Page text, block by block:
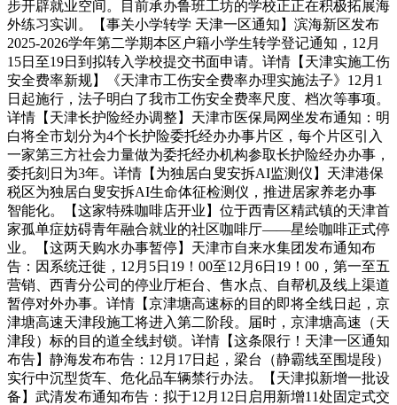
步开辟就业空间。目前承办鲁班工坊的学校正正在积极拓展海
外练习实训。【事关小学转学 天津一区通知】滨海新区发布
2025-2026学年第二学期本区户籍小学生转学登记通知，12月
15日至19日到拟转入学校提交书面申请。详情【天津实施工伤
安全费率新规】《天津市工伤安全费率办理实施法子》12月1
日起施行，法子明白了我市工伤安全费率尺度、档次等事项。
详情【天津长护险经办调整】天津市医保局网坐发布通知：明
白将全市划分为4个长护险委托经办办事片区，每个片区引入
一家第三方社会力量做为委托经办机构参取长护险经办办事，
委托刻日为3年。详情【为独居白叟安拆AI监测仪】天津港保
税区为独居白叟安拆AI生命体征检测仪，推进居家养老办事
智能化。【这家特殊咖啡店开业】位于西青区精武镇的天津首
家孤单症妨碍青年融合就业的社区咖啡厅——星绘咖啡正式停
业。【这两天购水办事暂停】天津市自来水集团发布通知布
告：因系统迁徙，12月5日19！00至12月6日19！00，第一至五
营销、西青分公司的停业厅柜台、售水点、自帮机及线上渠道
暂停对外办事。详情【京津塘高速标的目的即将全线日起，京
津塘高速天津段施工将进入第二阶段。届时，京津塘高速（天
津段）标的目的道全线封锁。详情【这条限行！天津一区通知
布告】静海发布布告：12月17日起，梁台（静霸线至围堤段）
实行中沉型货车、危化品车辆禁行办法。【天津拟新增一批设
备】武清发布通知布告：拟于12月12日启用新增11处固定式交